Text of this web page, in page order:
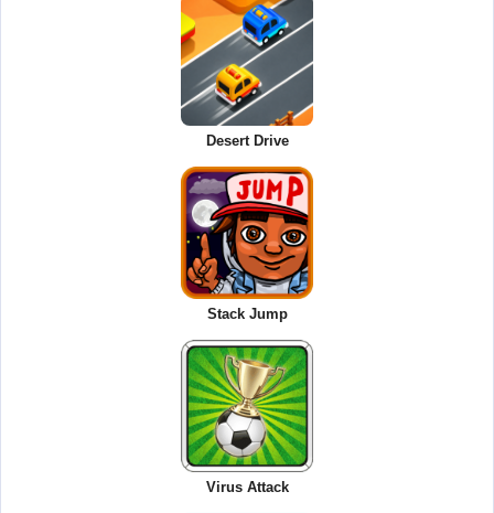
Desert Drive
Stack Jump
Virus Attack